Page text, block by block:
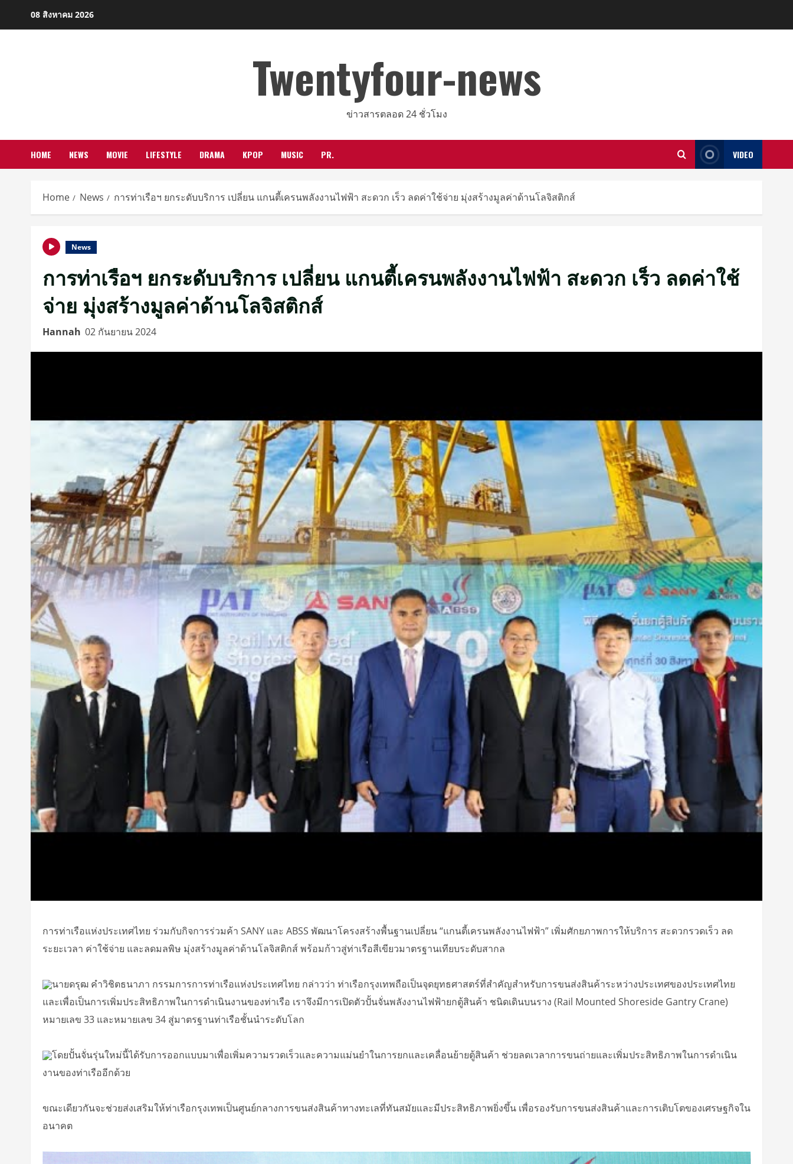
08 สิงหาคม 2026
Twentyfour-news
ข่าวสารตลอด 24 ชั่วโมง
HOME NEWS MOVIE LIFESTYLE DRAMA KPOP MUSIC PR. VIDEO
Home News การท่าเรือฯ ยกระดับบริการ เปลี่ยน แกนตี้เครนพลังงานไฟฟ้า สะดวก เร็ว ลดค่าใช้จ่าย มุ่งสร้างมูลค่าด้านโลจิสติกส์
News
การท่าเรือฯ ยกระดับบริการ เปลี่ยน แกนตี้เครนพลังงานไฟฟ้า สะดวก เร็ว ลดค่าใช้
จ่าย มุ่งสร้างมูลค่าด้านโลจิสติกส์
Hannah 02 กันยายน 2024
การท่าเรือแห่งประเทศไทย ร่วมกับกิจการร่วมค้า SANY และ ABSS พัฒนาโครงสร้างพื้นฐานเปลี่ยน “แกนตี้เครนพลังงานไฟฟ้า” เพิ่มศักยภาพการให้บริการ สะดวกรวดเร็ว ลด
ระยะเวลา ค่าใช้จ่าย และลดมลพิษ มุ่งสร้างมูลค่าด้านโลจิสติกส์ พร้อมก้าวสู่ท่าเรือสีเขียวมาตรฐานเทียบระดับสากล
นายดรุฒ คําวิชิตธนาภา กรรมการการท่าเรือแห่งประเทศไทย กล่าวว่า ท่าเรือกรุงเทพถือเป็นจุดยุทธศาสตร์ที่สำคัญสำหรับการขนส่งสินค้าระหว่างประเทศของประเทศไทย
และเพื่อเป็นการเพิ่มประสิทธิภาพในการดำเนินงานของท่าเรือ เราจึงมีการเปิดตัวปั้นจั่นพลังงานไฟฟ้ายกตู้สินค้า ชนิดเดินบนราง (Rail Mounted Shoreside Gantry Crane)
หมายเลข 33 และหมายเลข 34 สู่มาตรฐานท่าเรือชั้นนำระดับโลก
โดยปั้นจั่นรุ่นใหม่นี้ได้รับการออกแบบมาเพื่อเพิ่มความรวดเร็วและความแม่นยำในการยกและเคลื่อนย้ายตู้สินค้า ช่วยลดเวลาการขนถ่ายและเพิ่มประสิทธิภาพในการดำเนิน
งานของท่าเรืออีกด้วย
ขณะเดียวกันจะช่วยส่งเสริมให้ท่าเรือกรุงเทพเป็นศูนย์กลางการขนส่งสินค้าทางทะเลที่ทันสมัยและมีประสิทธิภาพยิ่งขึ้น เพื่อรองรับการขนส่งสินค้าและการเติบโตของเศรษฐกิจใน
อนาคต